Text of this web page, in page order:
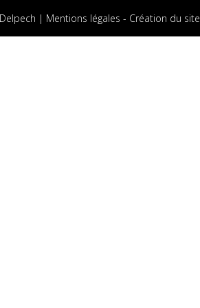
| Mentions légales - Création du site